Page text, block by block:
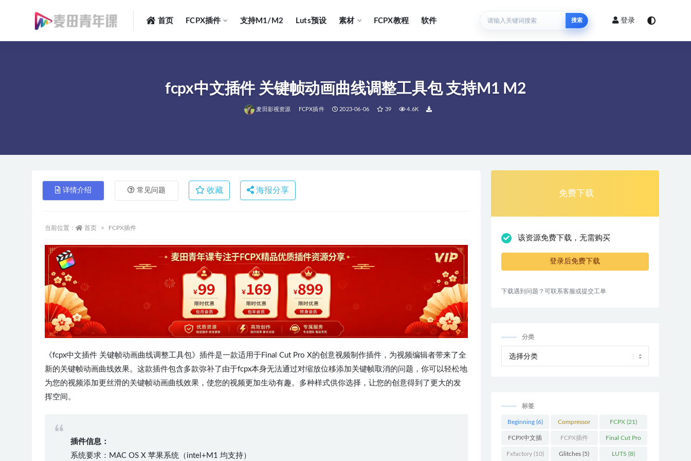
首页 FCPX插件 支持M1/M2 Luts预设 素材 FCPX教程 软件 搜索 登录
fcpx中文插件 关键帧动画曲线调整工具包 支持M1 M2
麦田影视资源 FCPX插件 2023-06-06 39 4.6K
详情介绍 常见问题 收藏 海报分享
当前位置： 首页 FCPX插件
《fcpx中文插件 关键帧动画曲线调整工具包》插件是一款适用于Final Cut Pro X的创意视频制作插件，为视频编辑者带来了全
新的关键帧动画曲线效果。这款插件包含多款弥补了由于fcpx本身无法通过对缩放位移添加关键帧取消的问题，你可以轻松地
为您的视频添加更丝滑的关键帧动画曲线效果，使您的视频更加生动有趣。多种样式供你选择，让您的创意得到了更大的发
挥空间。
插件信息：
系统要求：MAC OS X 苹果系统（intel+M1 均支持）
免费下载
该资源免费下载，无需购买
登录后免费下载
下载遇到问题？可联系客服或提交工单
分类
标签
Beginning(6) Compressor
(9)
FCPX (21)
FCPX中文插
件(26)
FCPX插件
(109)
Final Cut Pro
(13)
Fxfactory(10) Glitches (5) LUTS (8)